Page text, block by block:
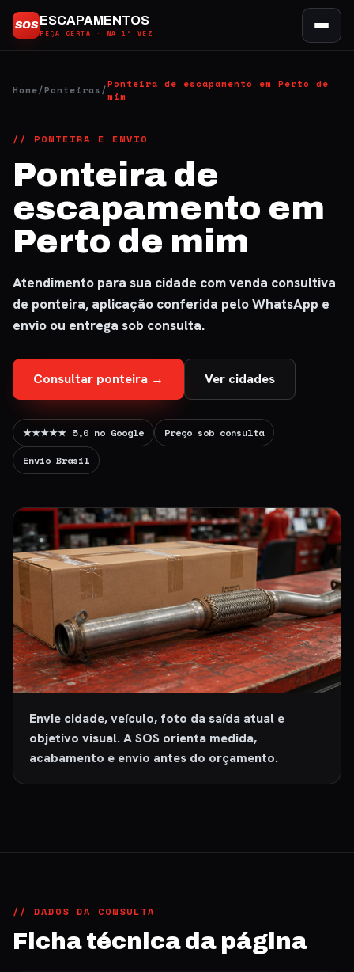
paraSOS ESCAPAMENTOS
PEÇA CERTA · NA 1ª VEZ
Home/Ponteiras/Ponteira de escapamento em Perto de
mim
// PONTEIRA E ENVIO
Ponteira de
escapamento em
Perto de mim
Atendimento para sua cidade com venda consultiva
de ponteira, aplicação conferida pelo WhatsApp e
envio ou entrega sob consulta.
Consultar ponteira → Ver cidades
★★★★★ 5,0 no Google Preço sob consulta
Envio Brasil
Envie cidade, veículo, foto da saída atual e
objetivo visual. A SOS orienta medida,
acabamento e envio antes do orçamento.
// DADOS DA CONSULTA
Ficha técnica da página